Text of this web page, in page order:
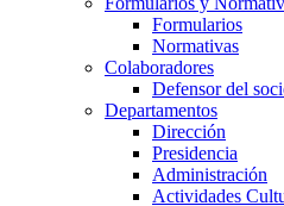
Formularios
Normativas
Colaboradores
Defensor del
Departamentos
Dirección
Presidencia
Administración
Actividades